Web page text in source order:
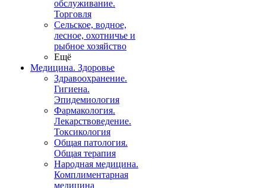
обслуживание.
Торговля
Сельское, водное,
лесное, охотничье и
рыбное хозяйство
Ещё
Медицина. Здоровье
Здравоохранение.
Гигиена.
Эпидемиология
Фармакология.
Лекарствоведение.
Токсикология
Общая патология.
Общая терапия
Народная медицина.
Комплиментарная
медицина